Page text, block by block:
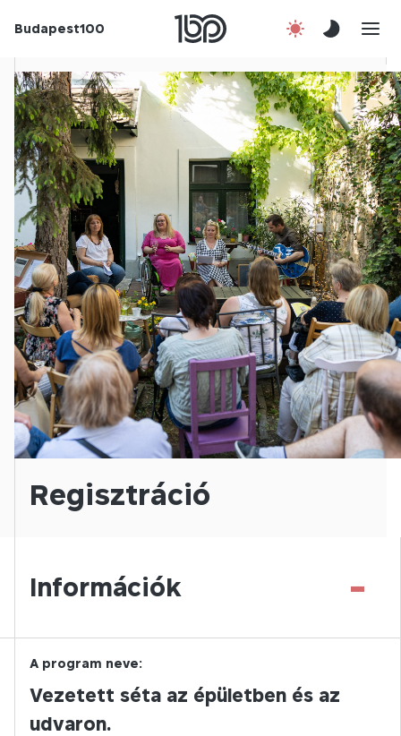
Budapest100
Csatlakozz!
Kapcsolat
En
Regisztráció
Információk -
A program neve:
Vezetett séta az épületben és az
udvaron.